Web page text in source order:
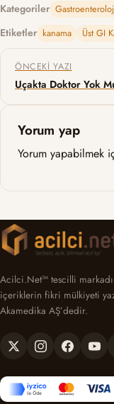
Kategoriler
Etiketler kanama Üst GI
Yazı gezinmesi
ÖNCEKI YAZI
Uçakta Doktor Yok
Yorum yap
Yorum yapabilmek
Acilci.Net™ tescilli
içeriklerin fikri mülkiyeti
Akamedika AŞ’dedir.